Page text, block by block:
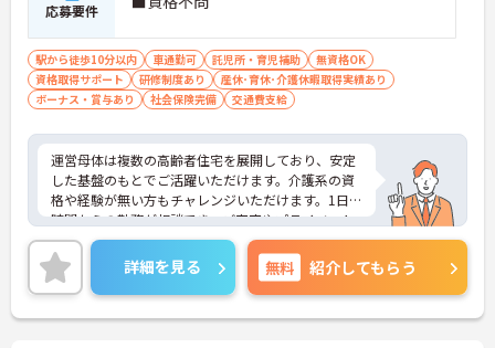
応募要件
駅から徒歩10分以内 車通勤可 託児所・育児補助
無資格OK
資格取得サポート
研修制度あり
産休･育休･介護休暇取得実績あり
ボーナス・賞与あり
社会保険完備 交通費支給
運営母体は複数の高齢者住宅を展開しており、安定
した基盤のもとでご活躍いただけます。介護系の資
格や経験が無い方もチャレンジいただけます。1日4
時間からの勤務が相談でき、ご家庭やプライベート
との両立もしやすい環境です。賞与（年2回、諸条件
あり）や昇給の実績もあり、あなたの頑張りがしっ
かりと評価されます。無料の社員給食（1日1食）
や、育休からの復職をサポートする育児給付金+
（プラス）制度（最大10万円）、資格取得支援制度
詳細を見る 無料 紹介してもらう